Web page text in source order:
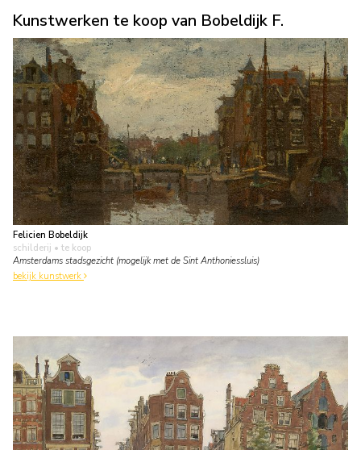
Kunstwerken te koop van Bobeldijk F.
Felicien Bobeldijk
schilderij • te koop
Amsterdams stadsgezicht (mogelijk met de Sint Anthoniessluis)
bekijk kunstwerk